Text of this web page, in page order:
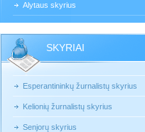
Alytaus skyrius
SKYRIAI
Esperantininkų žurnalistų skyrius
Kelionių žurnalistų skyrius
Senjorų skyrius